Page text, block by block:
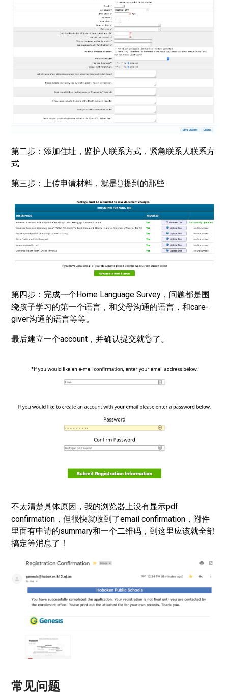
第二步：添加住址，监护人联系方式，紧急联系人联系方
式
第三步：上传申请材料，就是👆提到的那些
第四步：完成一个Home Language Survey，问题都是围
绕孩子学习的第一个语言，和父母沟通的语言，和care-
giver沟通的语言等等。
最后建立一个account，并确认提交就👌了。
不太清楚具体原因，我的浏览器上没有显示pdf
confirmation，但很快就收到了email confirmation，附件
里面有申请的summary和一个二维码，到这里应该就全部
搞定等消息了！
常见问题